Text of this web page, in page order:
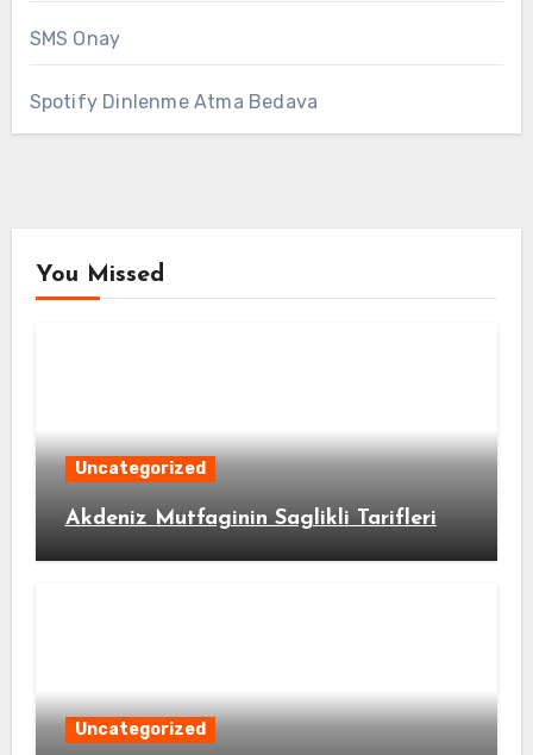
SMS Onay
Spotify Dinlenme Atma Bedava
You Missed
Uncategorized
Akdeniz Mutfaginin Saglikli Tarifleri
Uncategorized